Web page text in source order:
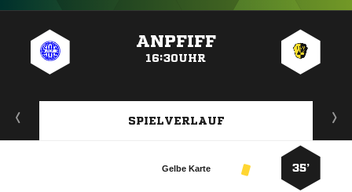
ANPFIFF
16:30UHR
SPIELVERLAUF
35’
Gelbe Karte